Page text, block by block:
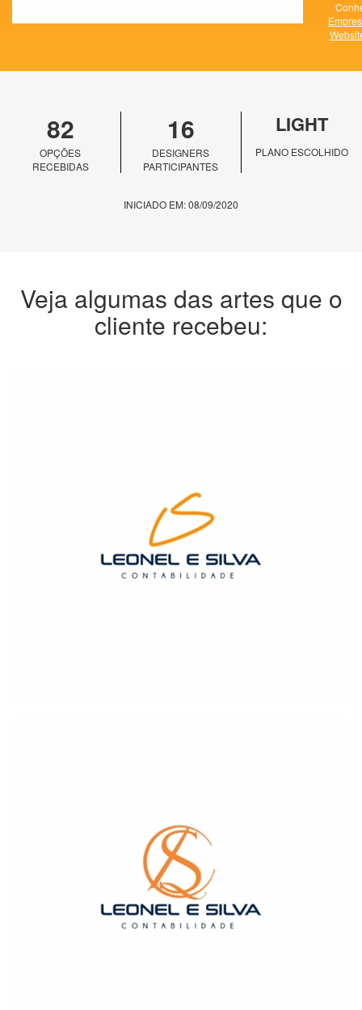
82
OPÇÕES
RECEBIDAS
16
DESIGNERS
PARTICIPANTES
LIGHT
PLANO ESCOLHIDO
INICIADO EM: 08/09/2020
Veja algumas das artes que o
cliente recebeu: